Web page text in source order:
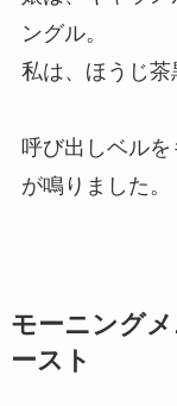
ングル。
私は、ほうじ茶
呼び出しベル
が鳴りました。
モーニング
ースト